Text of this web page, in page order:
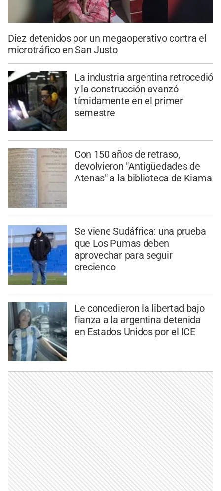
Diez detenidos por un megaoperativo contra el
microtráfico en San Justo
La industria argentina retrocedió
y la construcción avanzó
tímidamente en el primer
semestre
Con 150 años de retraso,
devolvieron "Antigüedades de
Atenas" a la biblioteca de Kiama
Se viene Sudáfrica: una prueba
que Los Pumas deben
aprovechar para seguir
creciendo
Le concedieron la libertad bajo
fianza a la argentina detenida
en Estados Unidos por el ICE